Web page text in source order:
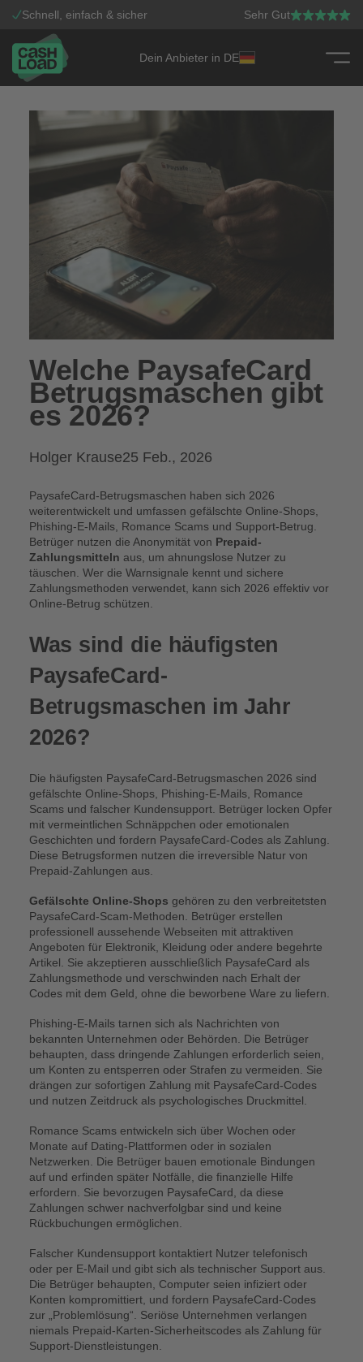
Zum Inhalt springen
Schnell, einfach & sicher Sehr Gut
Dein Anbieter in DE
Welche PaysafeCard
Betrugsmaschen gibt
es 2026?
Posted
Holger Krause25 Feb., 2026
PaysafeCard-Betrugsmaschen haben sich 2026
weiterentwickelt und umfassen gefälschte Online-Shops,
Phishing-E-Mails, Romance Scams und Support-Betrug.
Betrüger nutzen die Anonymität von Prepaid-
Zahlungsmitteln aus, um ahnungslose Nutzer zu
täuschen. Wer die Warnsignale kennt und sichere
Zahlungsmethoden verwendet, kann sich 2026 effektiv vor
Online-Betrug schützen.
Was sind die häufigsten
PaysafeCard-
Betrugsmaschen im Jahr
2026?
Die häufigsten PaysafeCard-Betrugsmaschen 2026 sind
gefälschte Online-Shops, Phishing-E-Mails, Romance
Scams und falscher Kundensupport. Betrüger locken Opfer
mit vermeintlichen Schnäppchen oder emotionalen
Geschichten und fordern PaysafeCard-Codes als Zahlung.
Diese Betrugsformen nutzen die irreversible Natur von
Prepaid-Zahlungen aus.
Gefälschte Online-Shops gehören zu den verbreitetsten
PaysafeCard-Scam-Methoden. Betrüger erstellen
professionell aussehende Webseiten mit attraktiven
Angeboten für Elektronik, Kleidung oder andere begehrte
Artikel. Sie akzeptieren ausschließlich PaysafeCard als
Zahlungsmethode und verschwinden nach Erhalt der
Codes mit dem Geld, ohne die beworbene Ware zu liefern.
Phishing-E-Mails tarnen sich als Nachrichten von
bekannten Unternehmen oder Behörden. Die Betrüger
behaupten, dass dringende Zahlungen erforderlich seien,
um Konten zu entsperren oder Strafen zu vermeiden. Sie
drängen zur sofortigen Zahlung mit PaysafeCard-Codes
und nutzen Zeitdruck als psychologisches Druckmittel.
Romance Scams entwickeln sich über Wochen oder
Monate auf Dating-Plattformen oder in sozialen
Netzwerken. Die Betrüger bauen emotionale Bindungen
auf und erfinden später Notfälle, die finanzielle Hilfe
erfordern. Sie bevorzugen PaysafeCard, da diese
Zahlungen schwer nachverfolgbar sind und keine
Rückbuchungen ermöglichen.
Falscher Kundensupport kontaktiert Nutzer telefonisch
oder per E-Mail und gibt sich als technischer Support aus.
Die Betrüger behaupten, Computer seien infiziert oder
Konten kompromittiert, und fordern PaysafeCard-Codes
zur „Problemlösung“. Seriöse Unternehmen verlangen
niemals Prepaid-Karten-Sicherheitscodes als Zahlung für
Support-Dienstleistungen.